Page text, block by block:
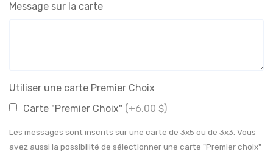
Message sur la carte
Utiliser une carte Premier Choix
Carte "Premier Choix" (+6,00 $)
Les messages sont inscrits sur une carte de 3x5 ou de 3x3. Vous
avez aussi la possibilité de sélectionner une carte "Premier choix"